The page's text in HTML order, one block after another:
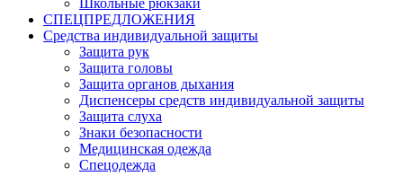
Школьные рюкзаки
СПЕЦПРЕДЛОЖЕНИЯ
Средства индивидуальной защиты
Защита рук
Защита головы
Защита органов дыхания
Диспенсеры средств индивидуальной защиты
Защита слуха
Знаки безопасности
Медицинская одежда
Спецодежда